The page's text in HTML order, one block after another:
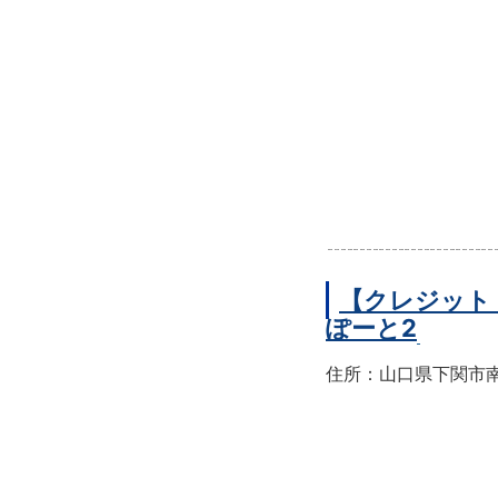
【クレジッ
ぽーと2
住所：山口県下関市